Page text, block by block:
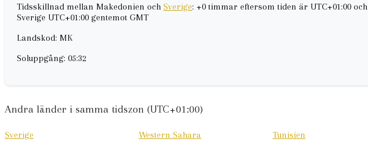
Tidsskillnad mellan Makedonien och Sverige: +0 timmar eftersom tiden är UTC+01:00 och
Sverige UTC+01:00 gentemot GMT
Landskod: MK
Soluppgång: 05:32
Andra länder i samma tidszon (UTC+01:00)
Sverige Western Sahara Tunisien